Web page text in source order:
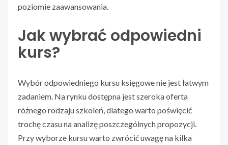
poziomie zaawansowania.
Jak wybrać odpowiedni
kurs?
Wybór odpowiedniego kursu księgowe nie jest łatwym
zadaniem. Na rynku dostępna jest szeroka oferta
różnego rodzaju szkoleń, dlatego warto poświęcić
trochę czasu na analizę poszczególnych propozycji.
Przy wyborze kursu warto zwrócić uwagę na kilka